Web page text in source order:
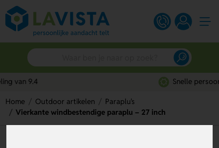
Snelle persoonlijke service
Home Outdoor artikelen
Paraplu's
Vierkante windbestendige paraplu – 27 inch